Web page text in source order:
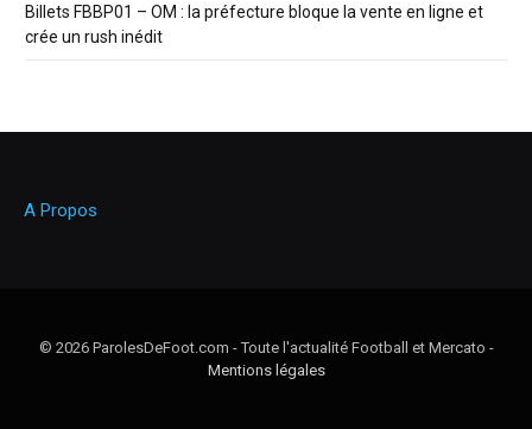
Billets FBBP01 – OM : la préfecture bloque la vente en ligne et
crée un rush inédit
A Propos
© 2026 ParolesDeFoot.com - Toute l'actualité Football et Mercato -
Mentions légales